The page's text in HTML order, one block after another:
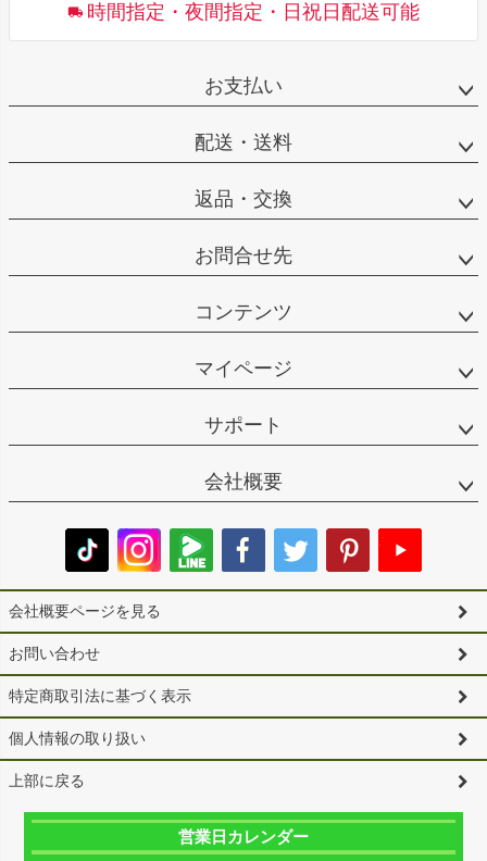
時間指定・夜間指定・日祝日配送可能
お支払い
配送・送料
返品・交換
お問合せ先
コンテンツ
マイページ
サポート
会社概要
会社概要ページを見る
お問い合わせ
特定商取引法に基づく表示
個人情報の取り扱い
上部に戻る
営業日カレンダー